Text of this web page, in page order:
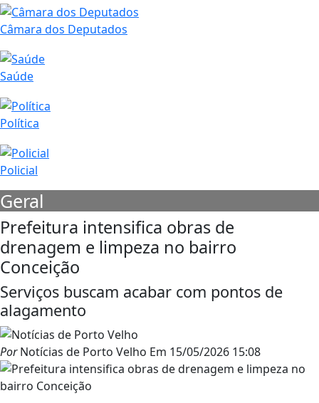
Câmara dos Deputados
Saúde
Política
Policial
Geral
Prefeitura intensifica obras de
drenagem e limpeza no bairro
Conceição
Serviços buscam acabar com pontos de
alagamento
PorNotícias de Porto Velho Em 15/05/2026 15:08